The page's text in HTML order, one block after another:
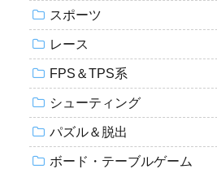
スポーツ
レース
FPS＆TPS系
シューティング
パズル＆脱出
ボード・テーブルゲーム